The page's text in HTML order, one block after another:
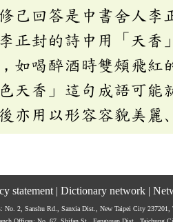
己回答是中書舍人李
正封的詩中用「天
如喝醉酒時雙頰飛紅
天香」這句成語可能
亦用以形容容貌美麗
statement | Dictionary network |
No. 2, Sanshu Rd., Sanxia Dist., New Taipei City 237201,